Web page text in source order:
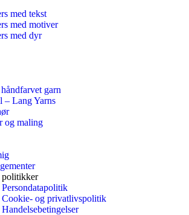
med tekst
med motiver
med dyr
garn
– Lang Yarns
og maling
politikker
Persondatapolitik
Cookie- og privatlivspolitik
Handelsebetingelser